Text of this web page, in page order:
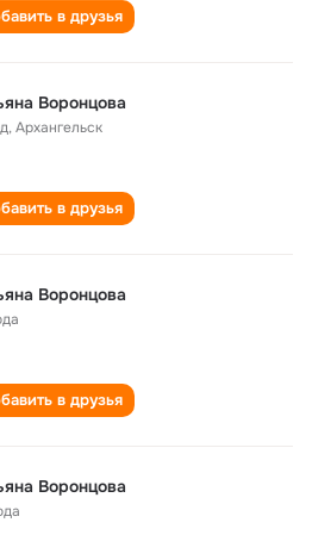
в друзья
Воронцова
,Архангельск
в друзья
Воронцова
в друзья
Воронцова